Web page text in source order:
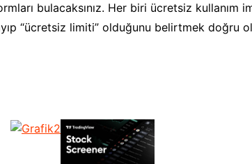
bulacaksınız. Her biri ücretsiz
“ücretsiz limiti” olduğunu belirtmek doğru